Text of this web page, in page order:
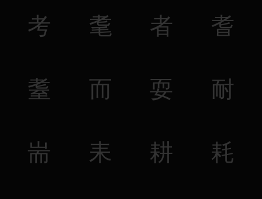
考 耄 者 耆
耋 而 耍 耐
耑 耒 耕 耗